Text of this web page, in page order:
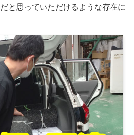
と思っていただけるような存在に